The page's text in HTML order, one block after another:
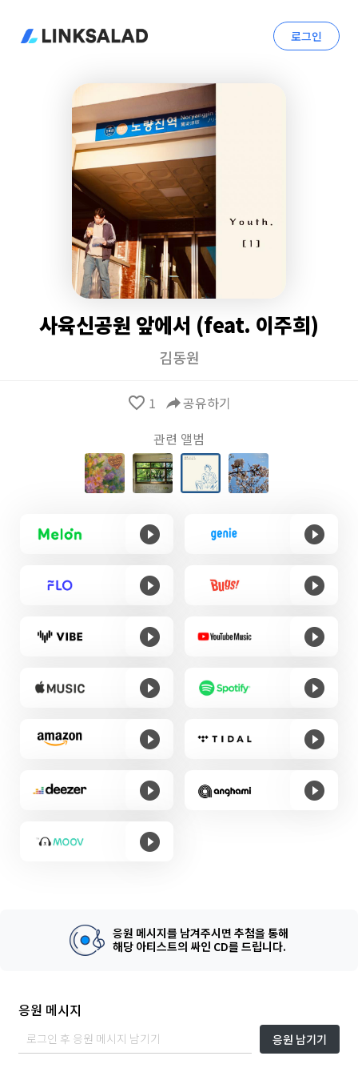
로그인
사육신공원 앞에서 (feat. 이주희)
김동원
favorite_border 1 reply공유하기
관련 앨범
응원 메시지를 남겨주시면 추첨을 통해
해당 아티스트의 싸인 CD를 드립니다.
응원 메시지
응원 남기기